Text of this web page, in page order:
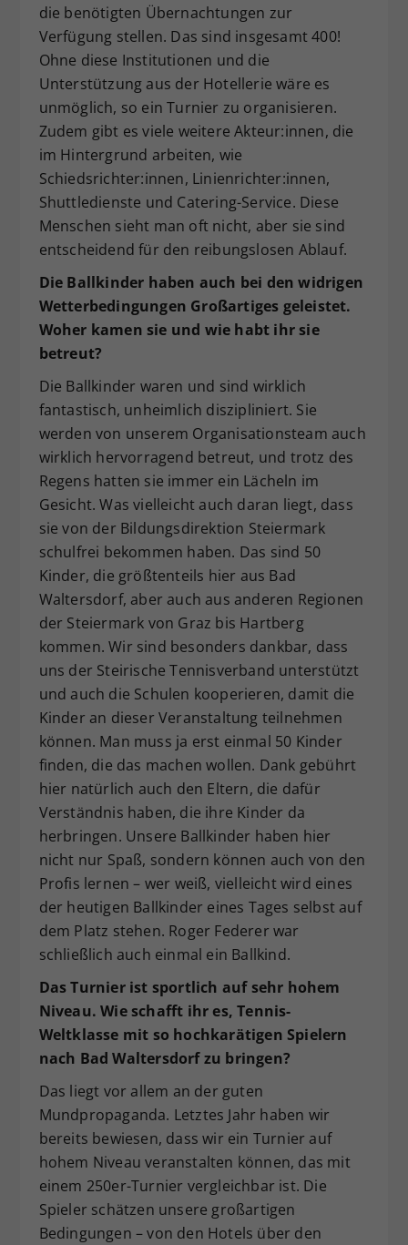
die benötigten Übernachtungen zur
Verfügung stellen. Das sind insgesamt 400!
Ohne diese Institutionen und die
Unterstützung aus der Hotellerie wäre es
unmöglich, so ein Turnier zu organisieren.
Zudem gibt es viele weitere Akteur:innen, die
im Hintergrund arbeiten, wie
Schiedsrichter:innen, Linienrichter:innen,
Shuttledienste und Catering-Service. Diese
Menschen sieht man oft nicht, aber sie sind
entscheidend für den reibungslosen Ablauf.
Die Ballkinder haben auch bei den widrigen
Wetterbedingungen Großartiges geleistet.
Woher kamen sie und wie habt ihr sie
betreut?
Die Ballkinder waren und sind wirklich
fantastisch, unheimlich diszipliniert. Sie
werden von unserem Organisationsteam auch
wirklich hervorragend betreut, und trotz des
Regens hatten sie immer ein Lächeln im
Gesicht. Was vielleicht auch daran liegt, dass
sie von der Bildungsdirektion Steiermark
schulfrei bekommen haben. Das sind 50
Kinder, die größtenteils hier aus Bad
Waltersdorf, aber auch aus anderen Regionen
der Steiermark von Graz bis Hartberg
kommen. Wir sind besonders dankbar, dass
uns der Steirische Tennisverband unterstützt
und auch die Schulen kooperieren, damit die
Kinder an dieser Veranstaltung teilnehmen
können. Man muss ja erst einmal 50 Kinder
finden, die das machen wollen. Dank gebührt
hier natürlich auch den Eltern, die dafür
Verständnis haben, die ihre Kinder da
herbringen. Unsere Ballkinder haben hier
nicht nur Spaß, sondern können auch von den
Profis lernen – wer weiß, vielleicht wird eines
der heutigen Ballkinder eines Tages selbst auf
dem Platz stehen. Roger Federer war
schließlich auch einmal ein Ballkind.
Das Turnier ist sportlich auf sehr hohem
Niveau. Wie schafft ihr es, Tennis-
Weltklasse mit so hochkarätigen Spielern
nach Bad Waltersdorf zu bringen?
Das liegt vor allem an der guten
Mundpropaganda. Letztes Jahr haben wir
bereits bewiesen, dass wir ein Turnier auf
hohem Niveau veranstalten können, das mit
einem 250er-Turnier vergleichbar ist. Die
Spieler schätzen unsere großartigen
Bedingungen – von den Hotels über den